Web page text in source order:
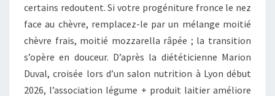
certains redoutent. Si votre progéniture fronce le nez
face au chèvre, remplacez-le par un mélange moitié
chèvre frais, moitié mozzarella râpée ; la transition
s’opère en douceur. D’après la diététicienne Marion
Duval, croisée lors d’un salon nutrition à Lyon début
2026, l’association légume + produit laitier améliore